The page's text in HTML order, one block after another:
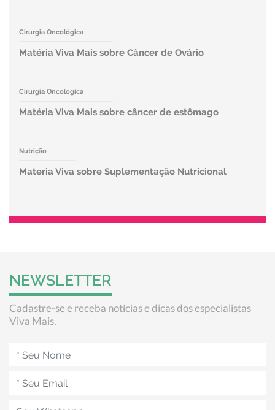
Cirurgia Oncológica
Matéria Viva Mais sobre Câncer de Ovário
Cirurgia Oncológica
Matéria Viva Mais sobre câncer de estômago
Nutrição
Materia Viva sobre Suplementação Nutricional
NEWSLETTER
Cadastre-se e receba notícias e dicas dos especialistas
Viva Mais.